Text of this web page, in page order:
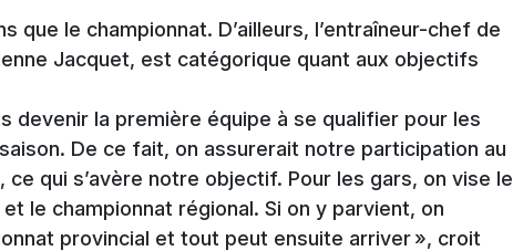
que le championnat. D’ailleurs, l’entraîneur-chef de
Jacquet, est catégorique quant aux objectifs
devenir la première équipe à se qualifier pour les
De ce fait, on assurerait notre participation au
ce qui s’avère notre objectif. Pour les gars, on vise le
le championnat régional. Si on y parvient, on
provincial et tout peut ensuite arriver », croit